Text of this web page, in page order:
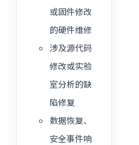
或固件修改
的硬件维修
涉及源代码
修改或实验
室分析的缺
陷修复
数据恢复、
安全事件响